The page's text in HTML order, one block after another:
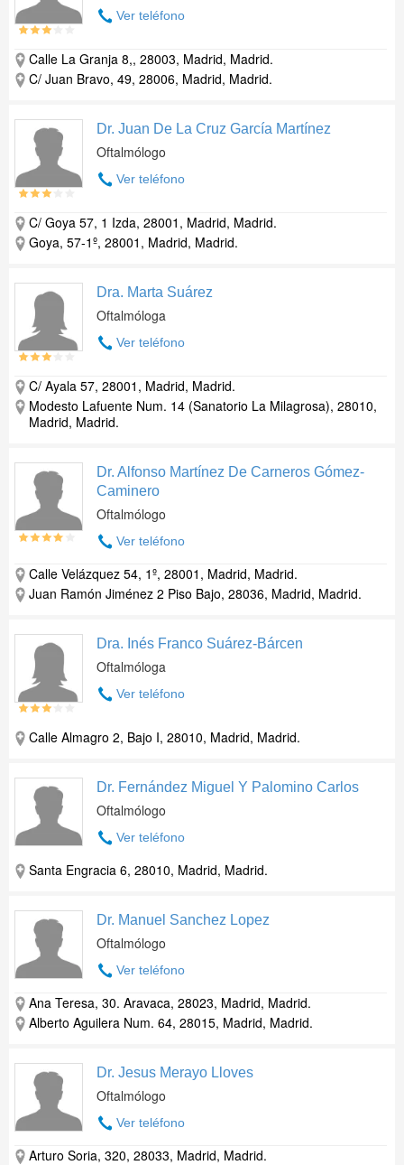
Ver teléfono
Calle La Granja 8,, 28003, Madrid, Madrid.
C/ Juan Bravo, 49, 28006, Madrid, Madrid.
Dr. Juan De La Cruz García Martínez
Oftalmólogo
Ver teléfono
C/ Goya 57, 1 Izda, 28001, Madrid, Madrid.
Goya, 57-1º, 28001, Madrid, Madrid.
Dra. Marta Suárez
Oftalmóloga
Ver teléfono
C/ Ayala 57, 28001, Madrid, Madrid.
Modesto Lafuente Num. 14 (Sanatorio La Milagrosa), 28010,
Madrid, Madrid.
Dr. Alfonso Martínez De Carneros Gómez-
Caminero
Oftalmólogo
Ver teléfono
Calle Velázquez 54, 1º, 28001, Madrid, Madrid.
Juan Ramón Jiménez 2 Piso Bajo, 28036, Madrid, Madrid.
Dra. Inés Franco Suárez-Bárcen
Oftalmóloga
Ver teléfono
Calle Almagro 2, Bajo I, 28010, Madrid, Madrid.
Dr. Fernández Miguel Y Palomino Carlos
Oftalmólogo
Ver teléfono
Santa Engracia 6, 28010, Madrid, Madrid.
Dr. Manuel Sanchez Lopez
Oftalmólogo
Ver teléfono
Ana Teresa, 30. Aravaca, 28023, Madrid, Madrid.
Alberto Aguilera Num. 64, 28015, Madrid, Madrid.
Dr. Jesus Merayo Lloves
Oftalmólogo
Ver teléfono
Arturo Soria, 320, 28033, Madrid, Madrid.